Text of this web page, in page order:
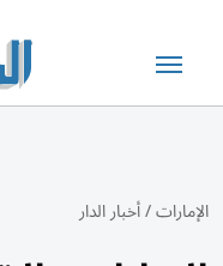
الإمارات/أخبار الدار